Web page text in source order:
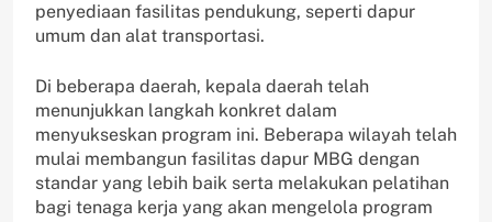
penyediaan fasilitas pendukung, seperti dapur
umum dan alat transportasi.
Di beberapa daerah, kepala daerah telah
menunjukkan langkah konkret dalam
menyukseskan program ini. Beberapa wilayah telah
mulai membangun fasilitas dapur MBG dengan
standar yang lebih baik serta melakukan pelatihan
bagi tenaga kerja yang akan mengelola program